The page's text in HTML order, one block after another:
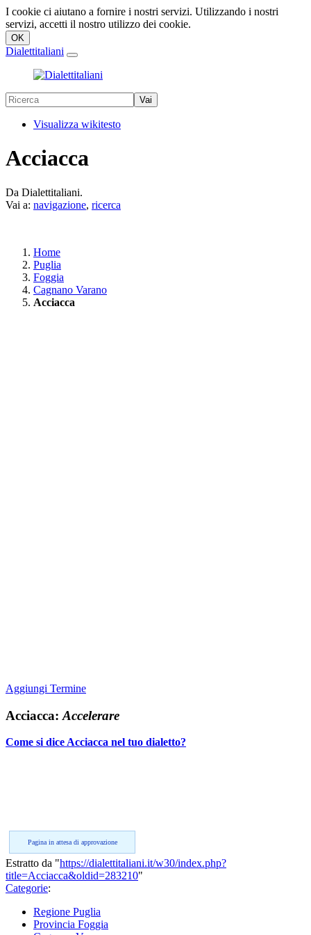
I cookie ci aiutano a fornire i nostri servizi. Utilizzando i nostri
servizi, accetti il nostro utilizzo dei cookie.
Dialettitaliani
Visualizza wikitesto
Acciacca
Da Dialettitaliani.
Vai a: navigazione, ricerca
Home
Puglia
Foggia
Cagnano Varano
Acciacca
Aggiungi Termine
Acciacca: Accelerare
Come si dice Acciacca nel tuo dialetto?
Pagina in attesa di approvazione
Estratto da "https://dialettitaliani.it/w30/index.php?
title=Acciacca&oldid=283210"
Categorie:
Regione Puglia
Provincia Foggia